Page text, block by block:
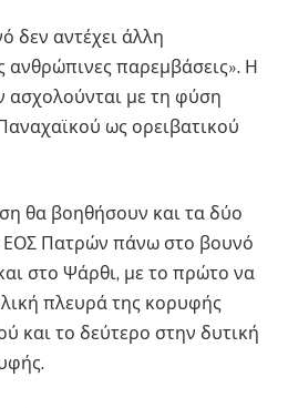
δεν αντέχει άλλη
ανθρώπινες παρεμβάσεις». Η
με τη φύση
ως ορειβατικού
θα βοηθήσουν και τα δύο
ΕΟΣ Πατρών πάνω στο βουνό
στο Ψάρθι, με το πρώτο να
πλευρά της κορυφής
και το δεύτερο στην δυτική